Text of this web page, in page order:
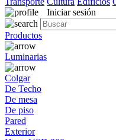
Iniciar sesión
Productos
Luminarias
Colgar
De Techo
De mesa
De piso
Pared
Exterior